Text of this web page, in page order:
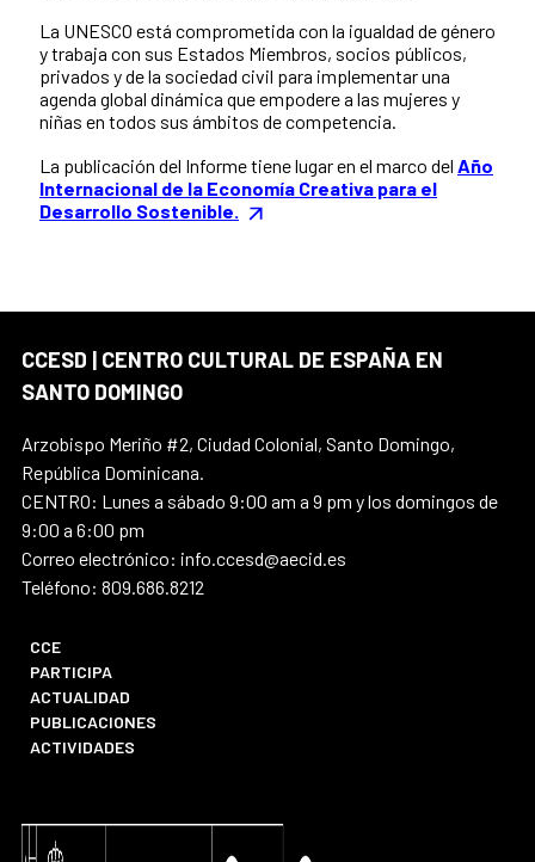
La UNESCO está comprometida con la igualdad de género
y trabaja con sus Estados Miembros, socios públicos,
privados y de la sociedad civil para implementar una
agenda global dinámica que empodere a las mujeres y
niñas en todos sus ámbitos de competencia.
La publicación del Informe tiene lugar en el marco del Año
Internacional de la Economía Creativa para el
Desarrollo Sostenible.
CCESD | CENTRO CULTURAL DE ESPAÑA EN
SANTO DOMINGO
Arzobispo Meriño #2, Ciudad Colonial, Santo Domingo,
República Dominicana.
CENTRO: Lunes a sábado 9:00 am a 9 pm y los domingos de
9:00 a 6:00 pm
Correo electrónico: info.ccesd@aecid.es
Teléfono: 809.686.8212
CCE
PARTICIPA
ACTUALIDAD
PUBLICACIONES
ACTIVIDADES